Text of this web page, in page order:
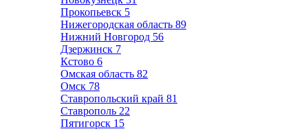
Прокопьевск 5
Нижегородская область 89
Нижний Новгород 56
Дзержинск 7
Кстово 6
Омская область 82
Омск 78
Ставропольский край 81
Ставрополь 22
Пятигорск 15